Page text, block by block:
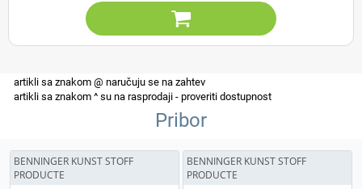

Pribor
BENNINGER KUNST STOFF
PRODUCTE
BENNINGER KUNST STOFF
PRODUCTE